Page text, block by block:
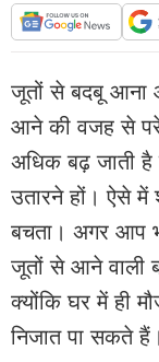
जूतों से बदबू आना
आने की वजह से
अधिक बढ़ जाती
उतारने हों। ऐसे में
बचता। अगर आप
जूतों से आने वाली
क्योंकि घर में ही
निजात पा सकते